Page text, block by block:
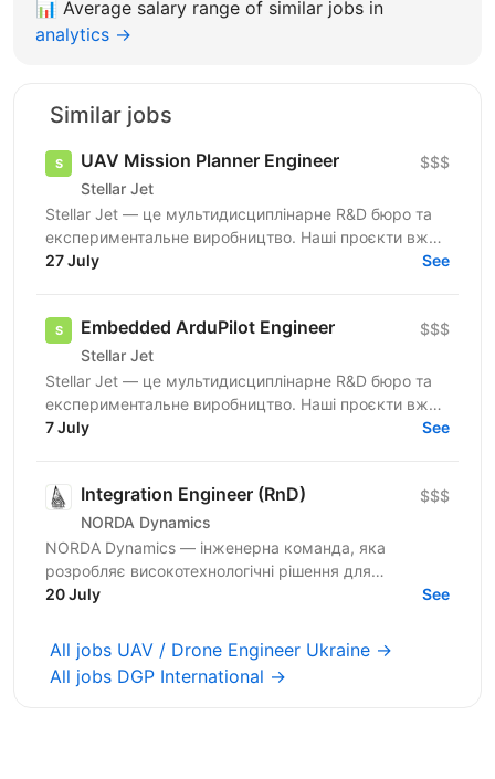
📊 Average salary range of similar jobs in
analytics →
Similar jobs
UAV Mission Planner Engineer
Stellar Jet
$$$
Stellar Jet — це мультидисциплінарне R&D бюро та
експериментальне виробництво. Наші проєкти вже
довели свою ефективність, і ми продовжуємо
27 July See
Embedded ArduPilot Engineer
Stellar Jet
$$$
Stellar Jet — це мультидисциплінарне R&D бюро та
експериментальне виробництво. Наші проєкти вже
довели свою ефективність, і ми продовжуємо
7 July See
Integration Engineer (RnD)
NORDA Dynamics
$$$
NORDA Dynamics — інженерна команда, яка
розробляє високотехнологічні рішення для
безпілотних літальних апаратів (БПЛА в широкому
20 July See
All jobs UAV / Drone Engineer Ukraine →
All jobs DGP International →